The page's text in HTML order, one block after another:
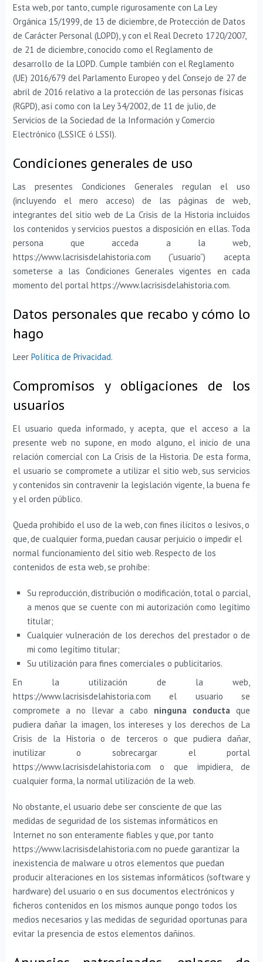
Esta web, por tanto, cumple rigurosamente con La Ley
Orgánica 15/1999, de 13 de diciembre, de Protección de Datos
de Carácter Personal (LOPD), y con el Real Decreto 1720/2007,
de 21 de diciembre, conocido como el Reglamento de
desarrollo de la LOPD. Cumple también con el Reglamento
(UE) 2016/679 del Parlamento Europeo y del Consejo de 27 de
abril de 2016 relativo a la protección de las personas físicas
(RGPD), así como con la Ley 34/2002, de 11 de julio, de
Servicios de la Sociedad de la Información y Comercio
Electrónico (LSSICE ó LSSI).
Condiciones generales de uso
Las presentes Condiciones Generales regulan el uso
(incluyendo el mero acceso) de las páginas de web,
integrantes del sitio web de La Crisis de la Historia incluidos
los contenidos y servicios puestos a disposición en ellas. Toda
persona que acceda a la web,
https://www.lacrisisdelahistoria.com (“usuario”) acepta
someterse a las Condiciones Generales vigentes en cada
momento del portal https://www.lacrisisdelahistoria.com.
Datos personales que recabo y cómo lo
hago
Leer Política de Privacidad.
Compromisos y obligaciones de los
usuarios
El usuario queda informado, y acepta, que el acceso a la
presente web no supone, en modo alguno, el inicio de una
relación comercial con La Crisis de la Historia. De esta forma,
el usuario se compromete a utilizar el sitio web, sus servicios
y contenidos sin contravenir la legislación vigente, la buena fe
y el orden público.
Queda prohibido el uso de la web, con fines ilícitos o lesivos, o
que, de cualquier forma, puedan causar perjuicio o impedir el
normal funcionamiento del sitio web. Respecto de los
contenidos de esta web, se prohíbe:
Su reproducción, distribución o modificación, total o parcial,
a menos que se cuente con mi autorización como legítimo
titular;
Cualquier vulneración de los derechos del prestador o de
mi como legítimo titular;
Su utilización para fines comerciales o publicitarios.
En la utilización de la web,
https://www.lacrisisdelahistoria.com el usuario se
compromete a no llevar a cabo ninguna conducta que
pudiera dañar la imagen, los intereses y los derechos de La
Crisis de la Historia o de terceros o que pudiera dañar,
inutilizar o sobrecargar el portal
https://www.lacrisisdelahistoria.com o que impidiera, de
cualquier forma, la normal utilización de la web.
No obstante, el usuario debe ser consciente de que las
medidas de seguridad de los sistemas informáticos en
Internet no son enteramente fiables y que, por tanto
https://www.lacrisisdelahistoria.com no puede garantizar la
inexistencia de malware u otros elementos que puedan
producir alteraciones en los sistemas informáticos (software y
hardware) del usuario o en sus documentos electrónicos y
ficheros contenidos en los mismos aunque pongo todos los
medios necesarios y las medidas de seguridad oportunas para
evitar la presencia de estos elementos dañinos.